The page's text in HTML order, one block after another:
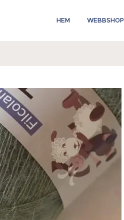
HEM WEBBSHOP